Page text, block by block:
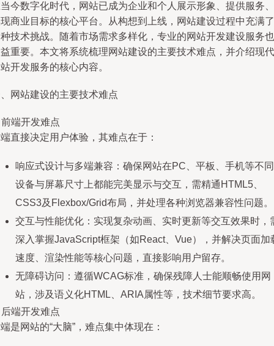
今数字化时代，网站已成为企业和个人展示形象、提供服务、
商业目标的核心平台。从构想到上线，网站建设过程中充满了
技术挑战。随着市场需求多样化，专业的网站开发建设服务也
重要。本文将系统梳理网站建设的主要技术难点，并介绍现代
开发服务的核心内容。
网站建设的主要技术难点
端开发难点
直接决定用户体验，其难点在于：
响应式设计与多端兼容：确保网站在PC、平板、手机等不同
设备与屏幕尺寸上都能完美显示与交互，需精通HTML5、
CSS3及Flexbox/Grid布局，并处理各种浏览器兼容性问题。
交互与性能优化：实现复杂动画、实时更新等交互效果时，
深入掌握JavaScript框架（如React、Vue），并解决页面加
速度、渲染性能等核心问题，直接影响用户留存。
无障碍访问：遵循WCAG标准，确保残障人士能顺畅使用网
站，涉及语义化HTML、ARIA属性等，技术细节要求高。
端开发难点
是网站的“大脑”，难点集中体现在：